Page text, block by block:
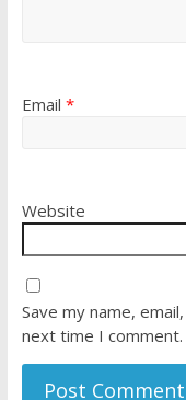
Email *
Website
Save my name,
next time I comment.